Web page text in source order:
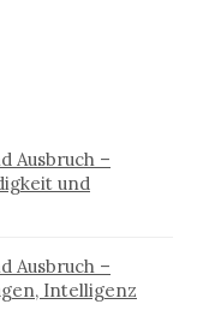
Ausbruch –
und
Ausbruch –
Intelligenz